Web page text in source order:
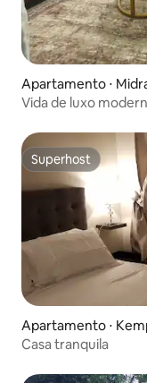
Apartamento ⋅
Vida de luxo
Superhost
Superhost
Apartamento ⋅
Casa tranquila